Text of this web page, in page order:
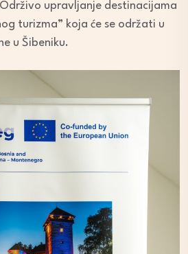
upravljanje destinacijama
turizma” koja će se održati u
u Šibeniku.